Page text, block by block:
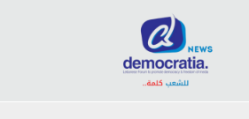
المحتوى